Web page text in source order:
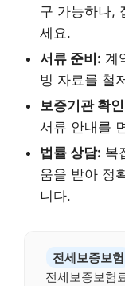
구 가능하나,
세요.
서류 준비: 계
빙 자료를 철
보증기관 확
서류 안내를
법률 상담: 복
움을 받아 정
니다.
전세보증보험
전세보증보험